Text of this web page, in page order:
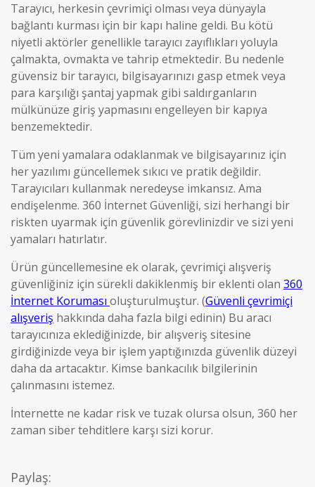
Tarayıcı, herkesin çevrimiçi olması veya dünyayla
bağlantı kurması için bir kapı haline geldi. Bu kötü
niyetli aktörler genellikle tarayıcı zayıflıkları yoluyla
çalmakta, ovmakta ve tahrip etmektedir. Bu nedenle
güvensiz bir tarayıcı, bilgisayarınızı gasp etmek veya
para karşılığı şantaj yapmak gibi saldırganların
mülkünüze giriş yapmasını engelleyen bir kapıya
benzemektedir.
Tüm yeni yamalara odaklanmak ve bilgisayarınız için
her yazılımı güncellemek sıkıcı ve pratik değildir.
Tarayıcıları kullanmak neredeyse imkansız. Ama
endişelenme. 360 İnternet Güvenliği, sizi herhangi bir
riskten uyarmak için güvenlik görevlinizdir ve sizi yeni
yamaları hatırlatır.
Ürün güncellemesine ek olarak, çevrimiçi alışveriş
güvenliğiniz için sürekli dakiklenmiş bir eklenti olan 360
İnternet Koruması oluşturulmuştur. (Güvenli çevrimiçi
alışveriş hakkında daha fazla bilgi edinin) Bu aracı
tarayıcınıza eklediğinizde, bir alışveriş sitesine
girdiğinizde veya bir işlem yaptığınızda güvenlik düzeyi
daha da artacaktır. Kimse bankacılık bilgilerinin
çalınmasını istemez.
İnternette ne kadar risk ve tuzak olursa olsun, 360 her
zaman siber tehditlere karşı sizi korur.
Paylaş: